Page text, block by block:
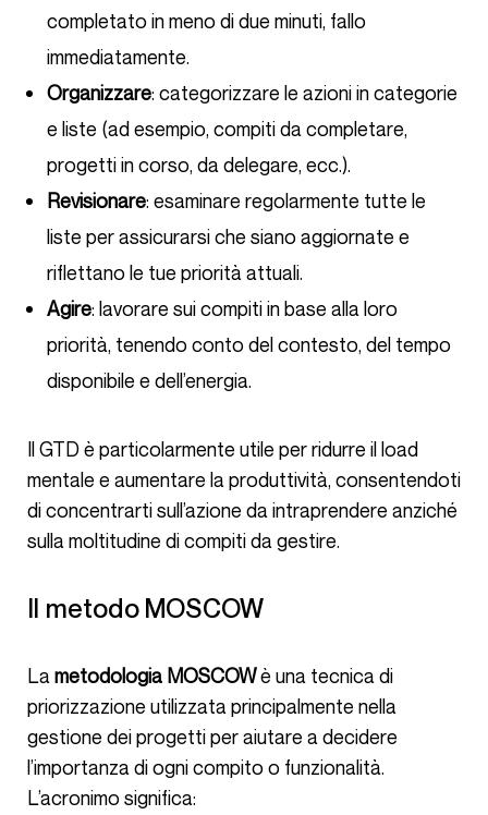
completato in meno di due minuti, fallo
immediatamente.
Organizzare: categorizzare le azioni in categorie
e liste (ad esempio, compiti da completare,
progetti in corso, da delegare, ecc.).
Revisionare: esaminare regolarmente tutte le
liste per assicurarsi che siano aggiornate e
riflettano le tue priorità attuali.
Agire: lavorare sui compiti in base alla loro
priorità, tenendo conto del contesto, del tempo
disponibile e dell’energia.
Il GTD è particolarmente utile per ridurre il load
mentale e aumentare la produttività, consentendoti
di concentrarti sull’azione da intraprendere anziché
sulla moltitudine di compiti da gestire.
Il metodo MOSCOW
La metodologia MOSCOWè una tecnica di
priorizzazione utilizzata principalmente nella
gestione dei progetti per aiutare a decidere
l’importanza di ogni compito o funzionalità.
L’acronimo significa: